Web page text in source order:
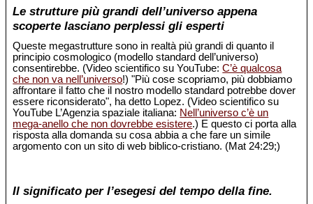
Le strutture più grandi dell’universo appena
scoperte lasciano perplessi gli esperti
Queste megastrutture sono in realtà più grandi di quanto il
principio cosmologico (modello standard dell’universo)
consentirebbe. (Video scientifico su YouTube:C’è qualcosa
che non va nell’universo!) "Più cose scopriamo, più dobbiamo
affrontare il fatto che il nostro modello standard potrebbe dover
essere riconsiderato", ha detto Lopez. (Video scientifico su
YouTube L’Agenzia spaziale italiana: Nell’universo c’è un
mega-anello che non dovrebbe esistere.) E questo ci porta alla
risposta alla domanda su cosa abbia a che fare un simile
argomento con un sito di web biblico-cristiano. (Mat 24:29;)
Il significato per l’esegesi del tempo della fine.